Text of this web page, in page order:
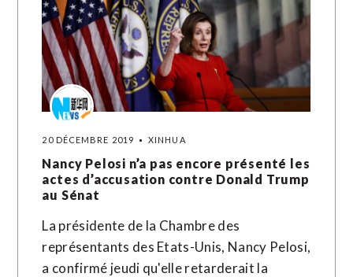
20 DÉCEMBRE 2019 XINHUA
Nancy Pelosi n’a pas encore présenté les
actes d’accusation contre Donald Trump
au Sénat
La présidente de la Chambre des
représentants des Etats-Unis, Nancy Pelosi,
a confirmé jeudi qu'elle retarderait la